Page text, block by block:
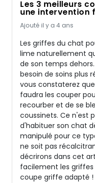
Les 3 meilleurs
une intervention
Ajouté il y a 4 ans
Les griffes du chat
lime naturellement
de son temps
besoin de soins plus
vous constaterez
faudra les couper
recourber et de se
coussinets. Ce n'est
d'habituer son chat
manipulé pour ce
ne soit pas
décrirons dans cet
facilement les
coupe griffe adapté !